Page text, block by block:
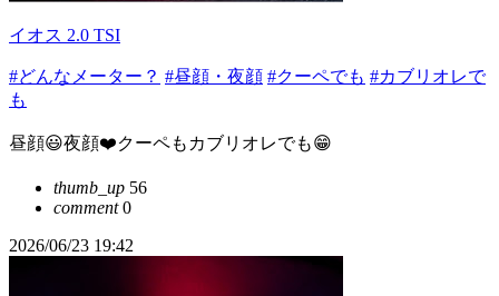
イオス 2.0 TSI
#どんなメーター？ #昼顔・夜顔 #クーペでも #カブリオレで
も
昼顔😃夜顔❤️クーペもカブリオレでも😁
thumb_up 56
comment0
2026/06/23 19:42